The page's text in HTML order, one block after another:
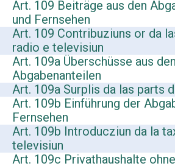
Art. 109 Beiträge aus den
und Fernsehen
Art. 109 Contribuziuns or da
radio e televisiun
Art. 109a Überschüsse aus den
Abgabenanteilen
Art. 109a Surplis da las parts
Art. 109b Einführung der
Fernsehen
Art. 109b Introducziun da la
televisiun
Art. 109c Privathaushalte ohne